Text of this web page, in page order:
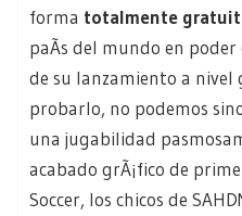
forma totalmente
paÃ­s del mundo en
de su lanzamiento a nivel
probarlo, no podemos
una jugabilidad
acabado grÃ¡fico de
Soccer, los chicos de